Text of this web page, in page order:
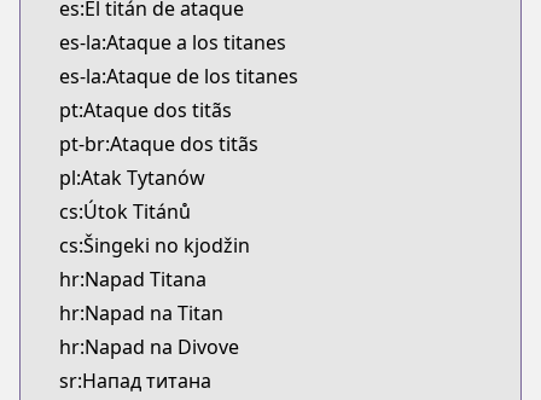
es:El titán de ataque
es-la:Ataque a los titanes
es-la:Ataque de los titanes
pt:Ataque dos titãs
pt-br:Ataque dos titãs
pl:Atak Tytanów
cs:Útok Titánů
cs:Šingeki no kjodžin
hr:Napad Titana
hr:Napad na Titan
hr:Napad na Divove
sr:Напад титана